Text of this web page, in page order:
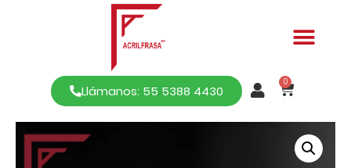
Llámanos: 55 5388 4430
0